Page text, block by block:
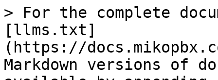
> For the complete
[llms.txt]
(https://
Markdown versions of